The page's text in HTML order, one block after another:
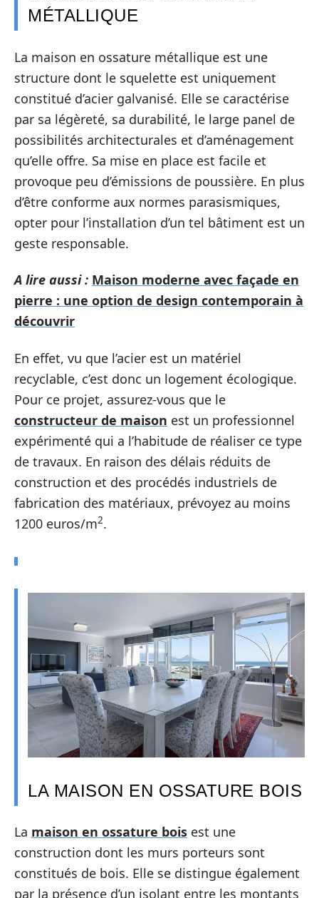
MÉTALLIQUE
La maison en ossature métallique est une
structure dont le squelette est uniquement
constitué d’acier galvanisé. Elle se caractérise
par sa légèreté, sa durabilité, le large panel de
possibilités architecturales et d’aménagement
qu’elle offre. Sa mise en place est facile et
provoque peu d’émissions de poussière. En plus
d’être conforme aux normes parasismiques,
opter pour l’installation d’un tel bâtiment est un
geste responsable.
A lire aussi : Maison moderne avec façade en
pierre : une option de design contemporain à
découvrir
En effet, vu que l’acier est un matériel
recyclable, c’est donc un logement écologique.
Pour ce projet, assurez-vous que le
constructeur de maison est un professionnel
expérimenté qui a l’habitude de réaliser ce type
de travaux. En raison des délais réduits de
construction et des procédés industriels de
fabrication des matériaux, prévoyez au moins
1200 euros/m2.
LA MAISON EN OSSATURE BOIS
La maison en ossature bois est une
construction dont les murs porteurs sont
constitués de bois. Elle se distingue également
par la présence d’un isolant entre les montants